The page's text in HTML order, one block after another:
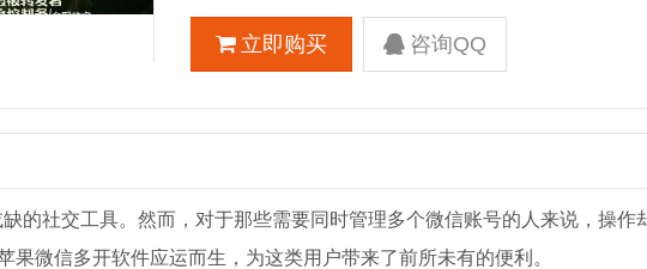
立即购买 咨询QQ
的社交工具。然而，对于那些需要同时管理多个微信账号的人来说，操作
果微信多开软件应运而生，为这类用户带来了前所未有的便利。